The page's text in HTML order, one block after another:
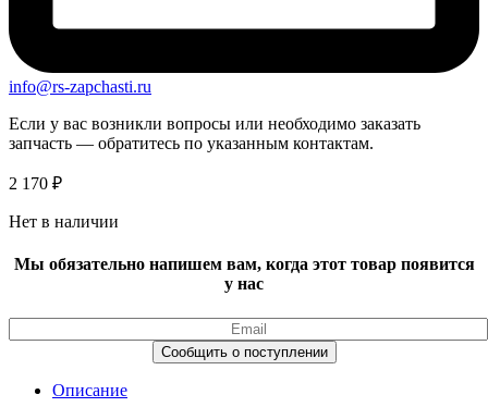
info@rs-zapchasti.ru
Если у вас возникли вопросы или необходимо заказать
запчасть — обратитесь по указанным контактам.
2 170 ₽
Нет в наличии
Мы обязательно напишем вам, когда этот товар появится
у нас
Описание